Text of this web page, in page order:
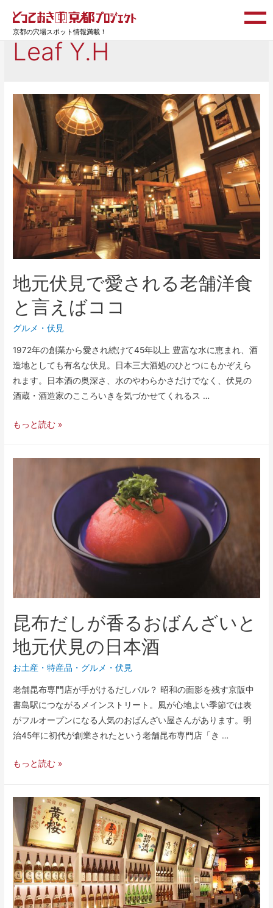
京都の穴場スポット情報満載！
Leaf Y.H
地元伏見で愛される老舗洋食
と言えばココ
グルメ ・伏見
1972年の創業から愛され続けて45年以上 豊富な水に恵まれ、酒
造地としても有名な伏見。日本三大酒処のひとつにもかぞえら
れます。日本酒の奥深さ、水のやわらかさだけでなく、伏見の
酒蔵・酒造家のこころいきを気づかせてくれるス …
もっと読む »
昆布だしが香るおばんざいと
地元伏見の日本酒
お土産・特産品 ・ グルメ ・伏見
老舗昆布専門店が手がけるだしバル？ 昭和の面影を残す京阪中
書島駅につながるメインストリート。風が心地よい季節では表
がフルオープンになる人気のおばんざい屋さんがあります。明
治45年に初代が創業されたという老舗昆布専門店「き …
もっと読む »